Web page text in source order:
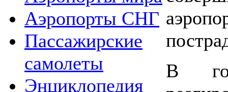
Аэропорты СНГ
Пассажирские
самолеты
Энциклопедия
В